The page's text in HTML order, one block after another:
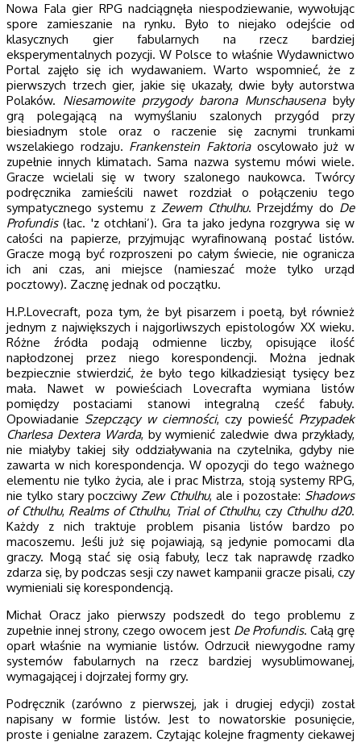
Nowa Fala gier RPG nadciągnęła niespodziewanie, wywołując
spore zamieszanie na rynku. Było to niejako odejście od
klasycznych gier fabularnych na rzecz bardziej
eksperymentalnych pozycji. W Polsce to właśnie Wydawnictwo
Portal zajęło się ich wydawaniem. Warto wspomnieć, że z
pierwszych trzech gier, jakie się ukazały, dwie były autorstwa
Polaków. Niesamowite przygody barona Munschausenabyły
grą polegającą na wymyślaniu szalonych przygód przy
biesiadnym stole oraz o raczenie się zacnymi trunkami
wszelakiego rodzaju. Frankenstein Faktoriaoscylowało już w
zupełnie innych klimatach. Sama nazwa systemu mówi wiele.
Gracze wcielali się w twory szalonego naukowca. Twórcy
podręcznika zamieścili nawet rozdział o połączeniu tego
sympatycznego systemu zZewem Cthulhu. Przejdźmy do De
Profundis(łac. 'z otchłani’). Gra ta jako jedyna rozgrywa się w
całości na papierze, przyjmując wyrafinowaną postać listów.
Gracze mogą być rozproszeni po całym świecie, nie ogranicza
ich ani czas, ani miejsce (namieszać może tylko urząd
pocztowy). Zacznę jednak od początku.
H.P.Lovecraft, poza tym, że był pisarzem i poetą, był również
jednym z największych i najgorliwszych epistologów XX wieku.
Różne źródła podają odmienne liczby, opisujące ilość
napłodzonej przez niego korespondencji. Można jednak
bezpiecznie stwierdzić, że było tego kilkadziesiąt tysięcy bez
mała. Nawet w powieściach Lovecrafta wymiana listów
pomiędzy postaciami stanowi integralną cześć fabuły.
Opowiadanie Szepczący w ciemności, czy powieść Przypadek
Charlesa Dextera Warda, by wymienić zaledwie dwa przykłady,
nie miałyby takiej siły oddziaływania na czytelnika, gdyby nie
zawarta w nich korespondencja. W opozycji do tego ważnego
elementu nie tylko życia, ale i prac Mistrza, stoją systemy RPG,
nie tylko stary poczciwyZew Cthulhu, ale i pozostałe: Shadows
of Cthulhu, Realms of Cthulhu, Trial of Cthulhu, czy Cthulhu d20.
Każdy z nich traktuje problem pisania listów bardzo po
macoszemu. Jeśli już się pojawiają, są jedynie pomocami dla
graczy. Mogą stać się osią fabuły, lecz tak naprawdę rzadko
zdarza się, by podczas sesji czy nawet kampanii gracze pisali, czy
wymieniali się korespondencją.
Michał Oracz jako pierwszy podszedł do tego problemu z
zupełnie innej strony, czego owocem jest De Profundis. Całą grę
oparł właśnie na wymianie listów. Odrzucił niewygodne ramy
systemów fabularnych na rzecz bardziej wysublimowanej,
wymagającej i dojrzałej formy gry.
Podręcznik (zarówno z pierwszej, jak i drugiej edycji) został
napisany w formie listów. Jest to nowatorskie posunięcie,
proste i genialne zarazem. Czytając kolejne fragmenty ciekawej